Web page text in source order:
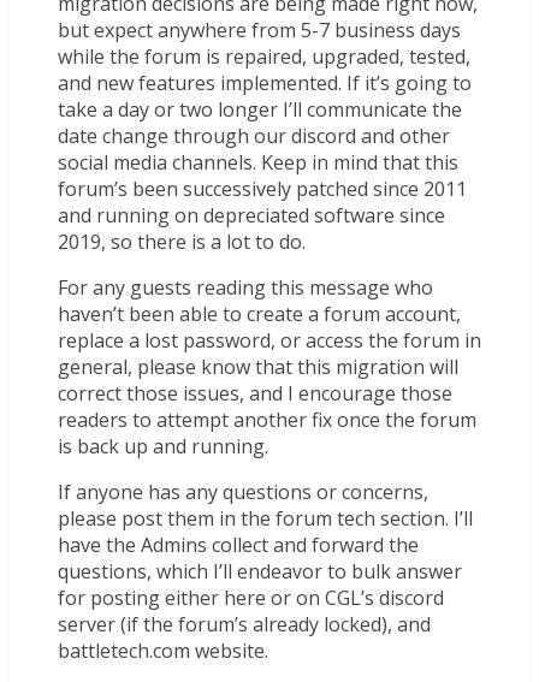
but expect anywhere from 5-7 business days
while the forum is repaired, upgraded, tested,
and new features implemented. If it’s going to
take a day or two longer I’ll communicate the
date change through our discord and other
social media channels. Keep in mind that this
forum’s been successively patched since 2011
and running on depreciated software since
2019, so there is a lot to do.
For any guests reading this message who
haven’t been able to create a forum account,
replace a lost password, or access the forum in
general, please know that this migration will
correct those issues, and I encourage those
readers to attempt another fix once the forum
is back up and running.
If anyone has any questions or concerns,
please post them in the forum tech section. I’ll
have the Admins collect and forward the
questions, which I’ll endeavor to bulk answer
for posting either here or on CGL’s discord
server (if the forum’s already locked), and
battletech.com website.